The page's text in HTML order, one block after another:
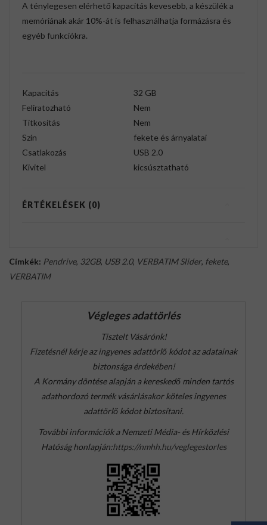
A ténylegesen elérhető kapacitás kevesebb, a készülék a
memóriának akár 10%-át is felhasználhatja formázásra és
egyéb funkciókra.
Kapacitás
32 GB
Feliratozható
Nem
Titkosítás
Nem
Szín
fekete és árnyalatai
Csatlakozás
USB 2.0
Kivitel
kicsúsztatható
ÉRTÉKELÉSEK (0)
Címkék: Pendrive, 32GB, USB 2.0, VERBATIM Slider, fekete,
VERBATIM
Végleges adattörlés
Tisztelt Vásárónk!
Fizetésnél kérje az ingyenes adattörlő kódot az adatainak
biztonsága érdekében!
A Kormány döntése alapján a kereskedő minden tartós
adathordozó termék vásárlásakor köteles ingyenes
adattörlő kódot biztosítani.
További információk a Nemzeti Média- és Hírközlési
Hatóság honlapján:https://nmhh.hu/veglegestorles